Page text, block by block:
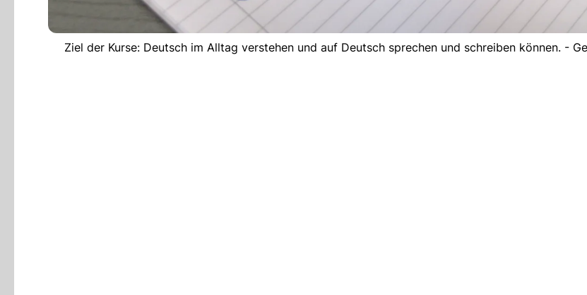
Ziel der Kurse: Deutsch im Alltag verstehen und auf Deutsch sprechen und schreiben können. -